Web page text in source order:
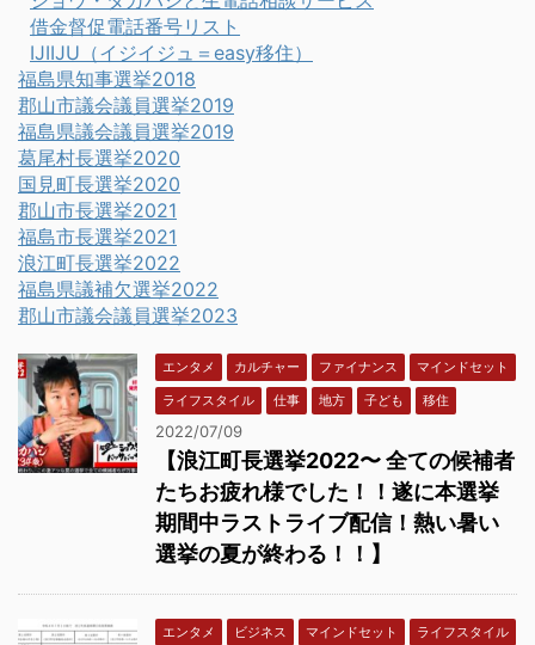
借金督促電話番号リスト
IJIIJU（イジイジュ＝easy移住）
福島県知事選挙2018
郡山市議会議員選挙2019
福島県議会議員選挙2019
葛尾村長選挙2020
国見町長選挙2020
郡山市長選挙2021
福島市長選挙2021
浪江町長選挙2022
福島県議補欠選挙2022
郡山市議会議員選挙2023
エンタメ カルチャー ファイナンス
マインドセット
ライフスタイル
仕事 地方 子ども 移住
2022/07/09
【浪江町長選挙2022〜 全ての候補者
たちお疲れ様でした！！遂に本選挙
期間中ラストライブ配信！熱い暑い
選挙の夏が終わる！！】
エンタメ ビジネス マインドセット
ライフスタイル